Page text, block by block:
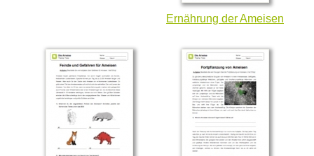
Ernährung der Ameisen